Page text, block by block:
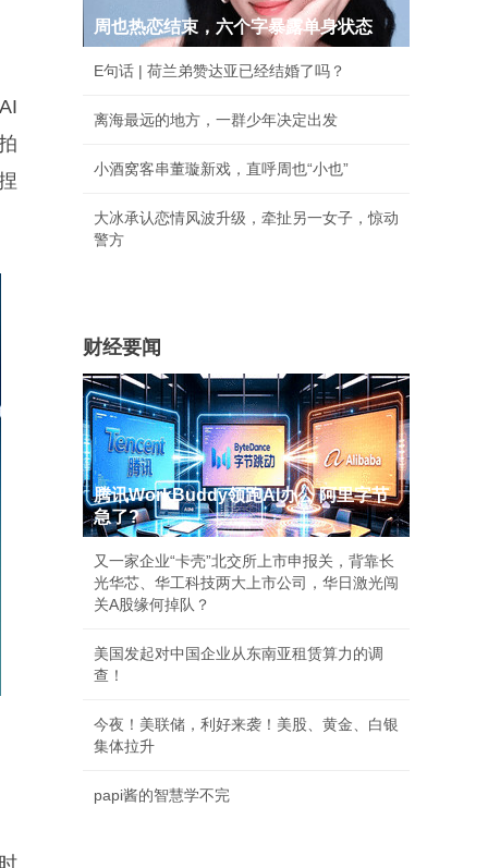
周也热恋结束，六个字暴露单身状态
E句话 | 荷兰弟赞达亚已经结婚了吗？
离海最远的地方，一群少年决定出发
小酒窝客串董璇新戏，直呼周也“小也”
大冰承认恋情风波升级，牵扯另一女子，惊动
警方
财经要闻
腾讯WorkBuddy领跑AI办公 阿里字节
急了?
又一家企业“卡壳”北交所上市申报关，背靠长
光华芯、华工科技两大上市公司，华日激光闯
关A股缘何掉队？
美国发起对中国企业从东南亚租赁算力的调
查！
今夜！美联储，利好来袭！美股、黄金、白银
集体拉升
papi酱的智慧学不完